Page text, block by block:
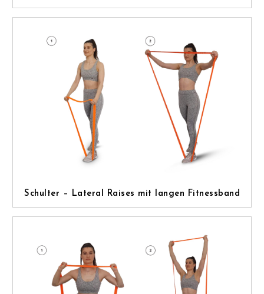
Schulter – Lateral Raises mit langen Fitnessband